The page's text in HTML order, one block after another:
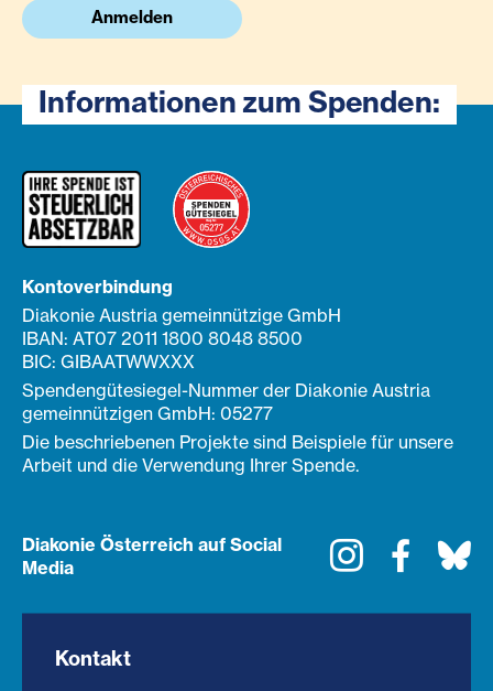
Anmelden
Informationen zum Spenden:
Kontoverbindung
Diakonie Austria gemeinnützige GmbH
IBAN: AT07 2011 1800 8048 8500
BIC: GIBAATWWXXX
Spendengütesiegel-Nummer der Diakonie Austria
gemeinnützigen GmbH: 05277
Die beschriebenen Projekte sind Beispiele für unsere
Arbeit und die Verwendung Ihrer Spende.
Diakonie Österreich auf Social
Media
Instagram
Kontakt